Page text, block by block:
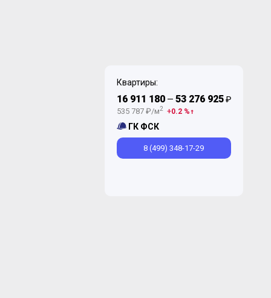
Квартиры:
16 911 180— 53 276 925₽
535 787 ₽/м2 0.2 %
ГК ФСК
8 (499) 348-17-29